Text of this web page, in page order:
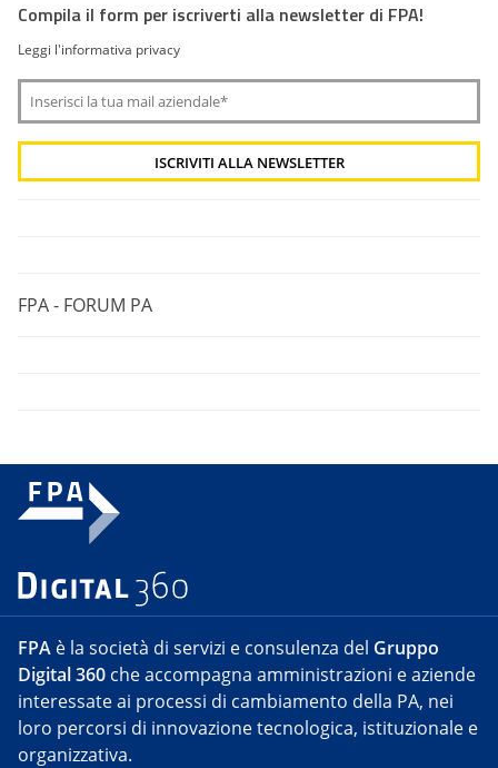
Compila il form per iscriverti alla newsletter di FPA!
Leggi l'informativa privacy
FPA - FORUM PA
FPA è la società di servizi e consulenza del Gruppo
Digital 360 che accompagna amministrazioni e aziende
interessate ai processi di cambiamento della PA, nei
loro percorsi di innovazione tecnologica, istituzionale e
organizzativa.